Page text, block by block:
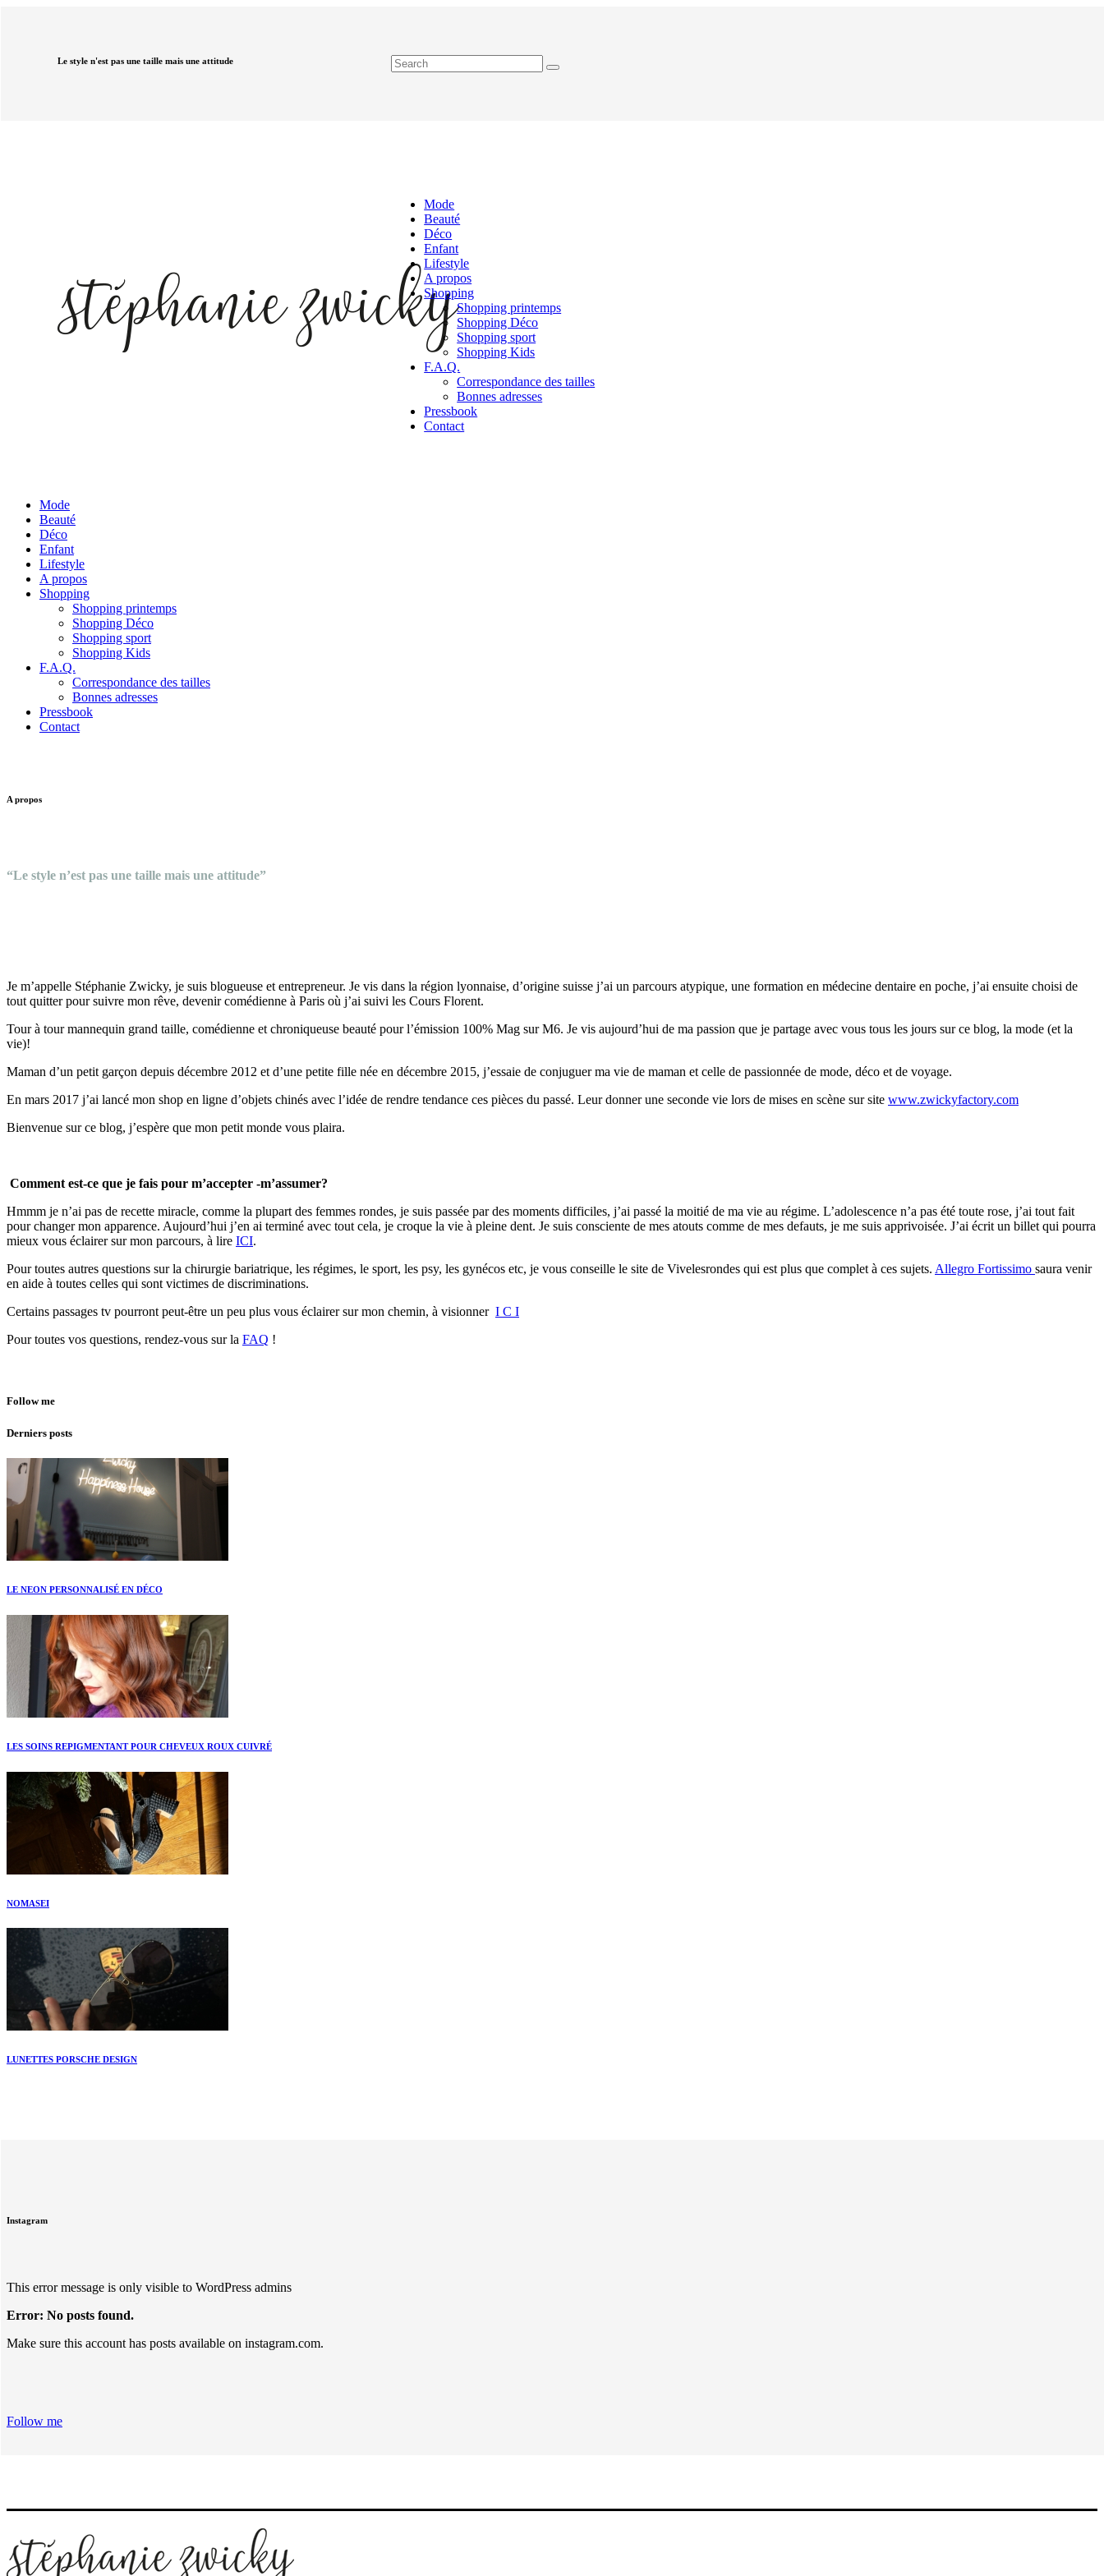
Le style n'est pas une taille mais une attitude
Mode
Beauté
Déco
Enfant
Lifestyle
A propos
Shopping
Shopping printemps
Shopping Déco
Shopping sport
Shopping Kids
F.A.Q.
Correspondance des tailles
Bonnes adresses
Pressbook
Contact
Mode
Beauté
Déco
Enfant
Lifestyle
A propos
Shopping
Shopping printemps
Shopping Déco
Shopping sport
Shopping Kids
F.A.Q.
Correspondance des tailles
Bonnes adresses
Pressbook
Contact
A propos
“Le style n’est pas une taille mais une attitude”
Je m’appelle Stéphanie Zwicky, je suis blogueuse et entrepreneur. Je vis dans la région lyonnaise, d’origine suisse j’ai un parcours atypique, une formation en médecine dentaire en poche, j’ai ensuite choisi de
tout quitter pour suivre mon rêve, devenir comédienne à Paris où j’ai suivi les Cours Florent.
Tour à tour mannequin grand taille, comédienne et chroniqueuse beauté pour l’émission 100% Mag sur M6. Je vis aujourd’hui de ma passion que je partage avec vous tous les jours sur ce blog, la mode (et la
vie)!
Maman d’un petit garçon depuis décembre 2012 et d’une petite fille née en décembre 2015, j’essaie de conjuguer ma vie de maman et celle de passionnée de mode, déco et de voyage.
En mars 2017 j’ai lancé mon shop en ligne d’objets chinés avec l’idée de rendre tendance ces pièces du passé. Leur donner une seconde vie lors de mises en scène sur site www.zwickyfactory.com
Bienvenue sur ce blog, j’espère que mon petit monde vous plaira.
Comment est-ce que je fais pour m’accepter -m’assumer?
Hmmm je n’ai pas de recette miracle, comme la plupart des femmes rondes, je suis passée par des moments difficiles, j’ai passé la moitié de ma vie au régime. L’adolescence n’a pas été toute rose, j’ai tout fait
pour changer mon apparence. Aujourd’hui j’en ai terminé avec tout cela, je croque la vie à pleine dent. Je suis consciente de mes atouts comme de mes defauts, je me suis apprivoisée. J’ai écrit un billet qui pourra
mieux vous éclairer sur mon parcours, à lire ICI.
Pour toutes autres questions sur la chirurgie bariatrique, les régimes, le sport, les psy, les gynécos etc, je vous conseille le site de Vivelesrondes qui est plus que complet à ces sujets. Allegro Fortissimo saura venir
en aide à toutes celles qui sont victimes de discriminations.
Certains passages tv pourront peut-être un peu plus vous éclairer sur mon chemin, à visionner I C I
Pour toutes vos questions, rendez-vous sur la FAQ !
Follow me
Derniers posts
LE NEON PERSONNALISÉ EN DÉCO
LES SOINS REPIGMENTANT POUR CHEVEUX ROUX CUIVRÉ
NOMASEI
LUNETTES PORSCHE DESIGN
Instagram
This error message is only visible to WordPress admins
Error: No posts found.
Make sure this account has posts available on instagram.com.
Follow me